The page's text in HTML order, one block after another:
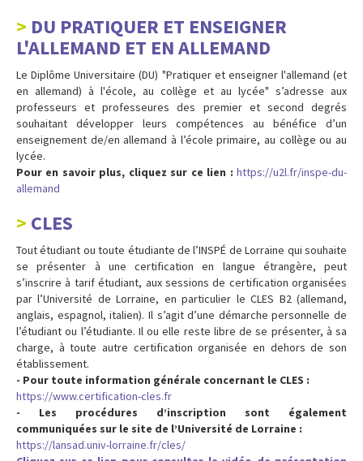
DU PRATIQUER ET ENSEIGNER
L'ALLEMAND ET EN ALLEMAND
Le Diplôme Universitaire (DU) "Pratiquer et enseigner l'allemand (et
en allemand) à l'école, au collège et au lycée" s’adresse aux
professeurs et professeures des premier et second degrés
souhaitant développer leurs compétences au bénéfice d’un
enseignement de/en allemand à l’école primaire, au collège ou au
lycée.
Pour en savoir plus, cliquez sur ce lien : https://u2l.fr/inspe-du-
allemand
CLES
Tout étudiant ou toute étudiante de l’INSPÉ de Lorraine qui souhaite
se présenter à une certification en langue étrangère, peut
s’inscrire à tarif étudiant, aux sessions de certification organisées
par l’Université de Lorraine, en particulier le CLES B2 (allemand,
anglais, espagnol, italien). Il s’agit d’une démarche personnelle de
l’étudiant ou l’étudiante. Il ou elle reste libre de se présenter, à sa
charge, à toute autre certification organisée en dehors de son
établissement.
- Pour toute information générale concernant le CLES :
https://www.certification-cles.fr
- Les procédures d’inscription sont également
communiquées sur le site de l’Université de Lorraine :
https://lansad.univ-lorraine.fr/cles/